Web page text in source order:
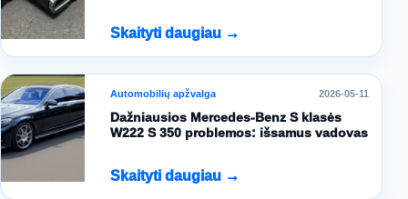
Skaityti daugiau →
Automobilių apžvalga 2026-05-11
Dažniausios Mercedes-Benz S klasės
W222 S 350 problemos: išsamus vadovas
Skaityti daugiau →